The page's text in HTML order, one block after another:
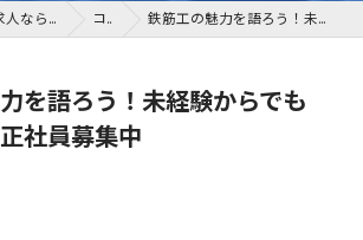
埼玉の鉄筋工の求人なら株式会社クライム・サクシード コラム 鉄筋工の魅力を語ろう！未経験からでも活躍できる正社員募集中
を語ろう！未経験からでも
社員募集中